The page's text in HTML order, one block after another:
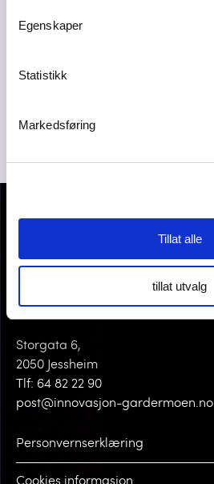
Egenskaper
Statistikk
Markedsføring
Tillat alle
tillat utvalg
Ta kontakt
45455421
KONTAKT OSS
Storgata 6,
2050 Jessheim
Tlf: 64 82 22 90
post@innovasjon-gardermoen.no
Personvernserklæring